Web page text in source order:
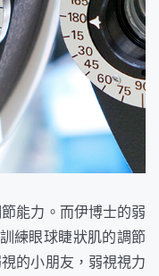
能力。而伊博士的弱
練眼球睫狀肌的調節
的小朋友，弱視視力